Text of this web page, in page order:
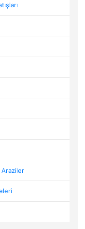
Araziler